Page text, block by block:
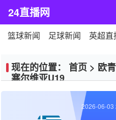
24直播网
篮球新闻 足球新闻 英超直
现在的位置： 首页 > 欧
塞尔维亚U19
2026-06-03